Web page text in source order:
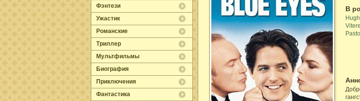
Фэнтези
Ужастик
Романские
Триллер
Мультфильмы
Биография
Приключения
Фантастика
В